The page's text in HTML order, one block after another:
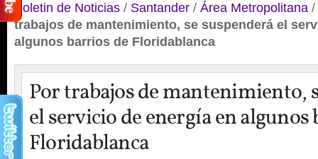
Boletin de Noticias / Santander / Área Metropolitana /
trabajos de mantenimiento, se suspenderá el
algunos barrios de Floridablanca
Por trabajos de mantenimiento,
el servicio de energía en algunos
Floridablanca